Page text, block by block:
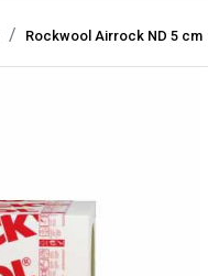
Rockwool Airrock ND 5 cm